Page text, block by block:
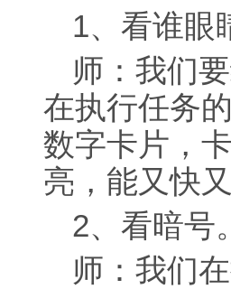
1、看谁
师：我们
在执行任务
数字卡片，
亮，能又快
2、看暗号
师：我们